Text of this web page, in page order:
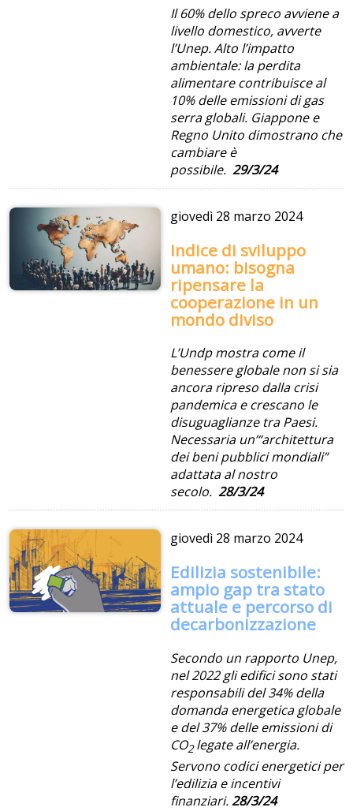
Il 60% dello spreco avviene a
livello domestico, avverte
l’Unep. Alto l’impatto
ambientale: la perdita
alimentare contribuisce al
10% delle emissioni di gas
serra globali. Giappone e
Regno Unito dimostrano che
cambiare è
possibile. 29/3/24
giovedì 28 marzo 2024
Indice di sviluppo
umano: bisogna
ripensare la
cooperazione in un
mondo diviso
L’Undp mostra come il
benessere globale non si sia
ancora ripreso dalla crisi
pandemica e crescano le
disuguaglianze tra Paesi.
Necessaria un’“architettura
dei beni pubblici mondiali”
adattata al nostro
secolo. 28/3/24
giovedì 28 marzo 2024
Edilizia sostenibile:
ampio gap tra stato
attuale e percorso di
decarbonizzazione
Secondo un rapporto Unep,
nel 2022 gli edifici sono stati
responsabili del 34% della
domanda energetica globale
e del 37% delle emissioni di
CO2legate all’energia.
Servono codici energetici per
l’edilizia e incentivi
finanziari.28/3/24